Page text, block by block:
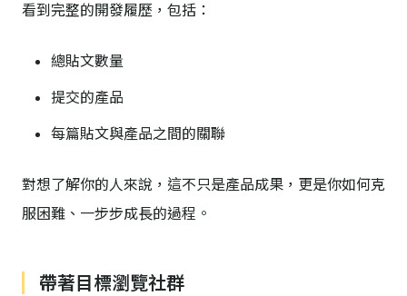
看到完整的開發履歷，包括：
總貼文數量
提交的產品
每篇貼文與產品之間的關聯
對想了解你的人來說，這不只是產品成果，更是你如何克
服困難、一步步成長的過程。
帶著目標瀏覽社群